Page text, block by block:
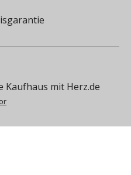
Kaufhaus mit Herz.de